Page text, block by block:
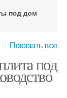
под дом
Показать все
под